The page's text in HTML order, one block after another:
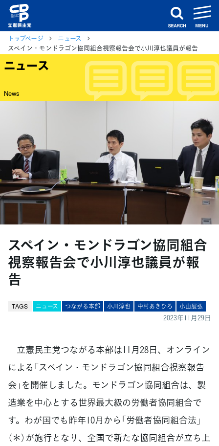
search
トップページ
ニュース
スペイン・モンドラゴン協同組合視察報告会で小川淳也議員が報告
ニュース
News
スペイン・モンドラゴン協同組合
視察報告会で小川淳也議員が報
告
TAGS ニュース つながる本部 小川淳也 中村あきひろ 小山展弘
2023年11月29日
立憲民主党つながる本部は11月28日、オンライン
による「スペイン・モンドラゴン協同組合視察報告
会」を開催しました。モンドラゴン協同組合は、製
造業を中心とする世界最大級の労働者協同組合で
す。わが国でも昨年10月から「労働者協同組合法」
（＊）が施行となり、全国で新たな協同組合が立ち上